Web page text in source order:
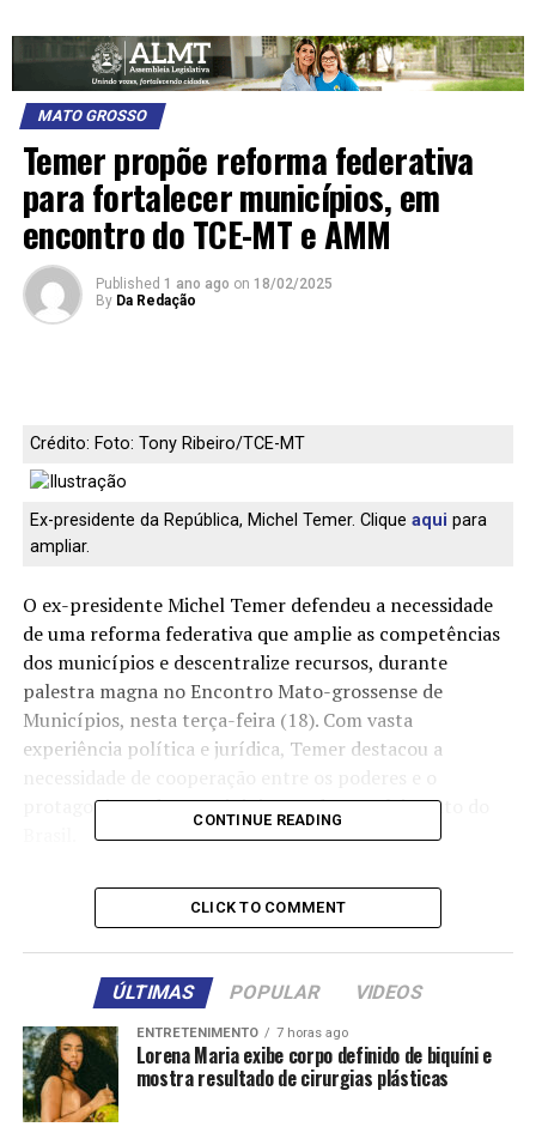
MATO GROSSO
Temer propõe reforma federativa
para fortalecer municípios, em
encontro do TCE-MT e AMM
Published 1 ano ago on 18/02/2025
By Da Redação
Crédito: Foto: Tony Ribeiro/TCE-MT
Ex-presidente da República, Michel Temer. Cliqueaqui para
ampliar.
O ex-presidente Michel Temer defendeu a necessidade
de uma reforma federativa que amplie as competências
dos municípios e descentralize recursos, durante
palestra magna no Encontro Mato-grossense de
Municípios, nesta terça-feira (18). Com vasta
experiência política e jurídica, Temer destacou a
protagonismo dos municípios no desenvolvimento do
Para mudar o cenário atual, o ex-presidente apontou a
urgência de reformas estruturais, o que inclui a reforma
do poder, a ordem jurídica nacional dá relevância
extraordinária à União em detrimento do Estado e,
particularmente, em detrimento aos municípios, que
ficam de pires na mão para pedir verba para o Governo
Federal”, afirmou.
CONTINUE READING
CLICK TO COMMENT
ÚLTIMAS POPULAR VIDEOS
ENTRETENIMENTO 7 horas ago
Lorena Maria exibe corpo definido de biquíni e
mostra resultado de cirurgias plásticas